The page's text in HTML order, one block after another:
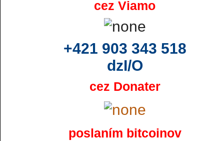
cez Viamo
+421 903 343 518
dzI/O
cez Donater
poslaním bitcoinov